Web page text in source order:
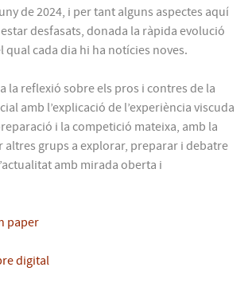
de 2024, i per tant alguns aspectes aquí
desfasats, donada la ràpida evolució
qual cada dia hi ha notícies noves.
la reflexió sobre els pros i contres de la
amb l’explicació de l’experiència viscuda
i la competició mateixa, amb la
altres grups a explorar, preparar i debatre
amb mirada oberta i
paper
digital